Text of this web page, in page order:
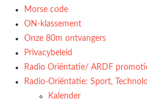
Morse code
ON-klassement
Onze 80m ontvangers
Privacybeleid
Radio Oriëntatie/ ARDF
Radio‑Oriëntatie: Sport,
Kalender